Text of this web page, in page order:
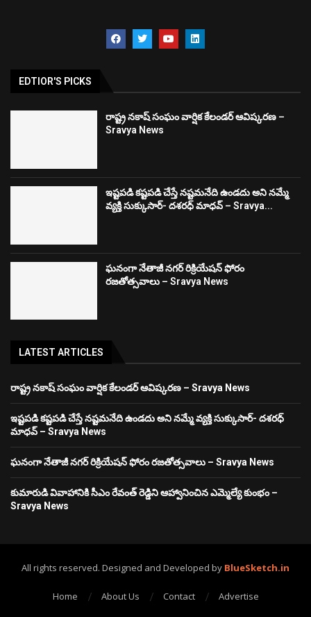
EDTIOR'S PICKS
రాష్ట్ర నకాష్ సంఘం వార్షిక కేలండర్ ఆవిష్కరణ –
Sravya News
ఇష్టపడి కష్టపడి చేస్తే నష్టమనేది ఉండదు అని నమ్మే
వ్యక్తి సుక్కుసార్‌- దశరధ్‌ మాధవ్‌ – Sravya...
ఘనంగా నేతాజీ నగర్ రిక్రియేషన్ ఫోరం
రజతోత్సవాలు – Sravya News
LATEST ARTICLES
రాష్ట్ర నకాష్ సంఘం వార్షిక కేలండర్ ఆవిష్కరణ – Sravya News
ఇష్టపడి కష్టపడి చేస్తే నష్టమనేది ఉండదు అని నమ్మే వ్యక్తి సుక్కుసార్‌- దశరధ్‌
మాధవ్‌ – Sravya News
ఘనంగా నేతాజీ నగర్ రిక్రియేషన్ ఫోరం రజతోత్సవాలు – Sravya News
కుమారుడి వివాహానికి సీఎం రేవంత్ రెడ్డిని ఆహ్వానించిన ఎమ్మెల్యే కుంభం –
Sravya News
All rights reserved. Designed and Developed by BlueSketch.in
Home About Us Contact Advertise